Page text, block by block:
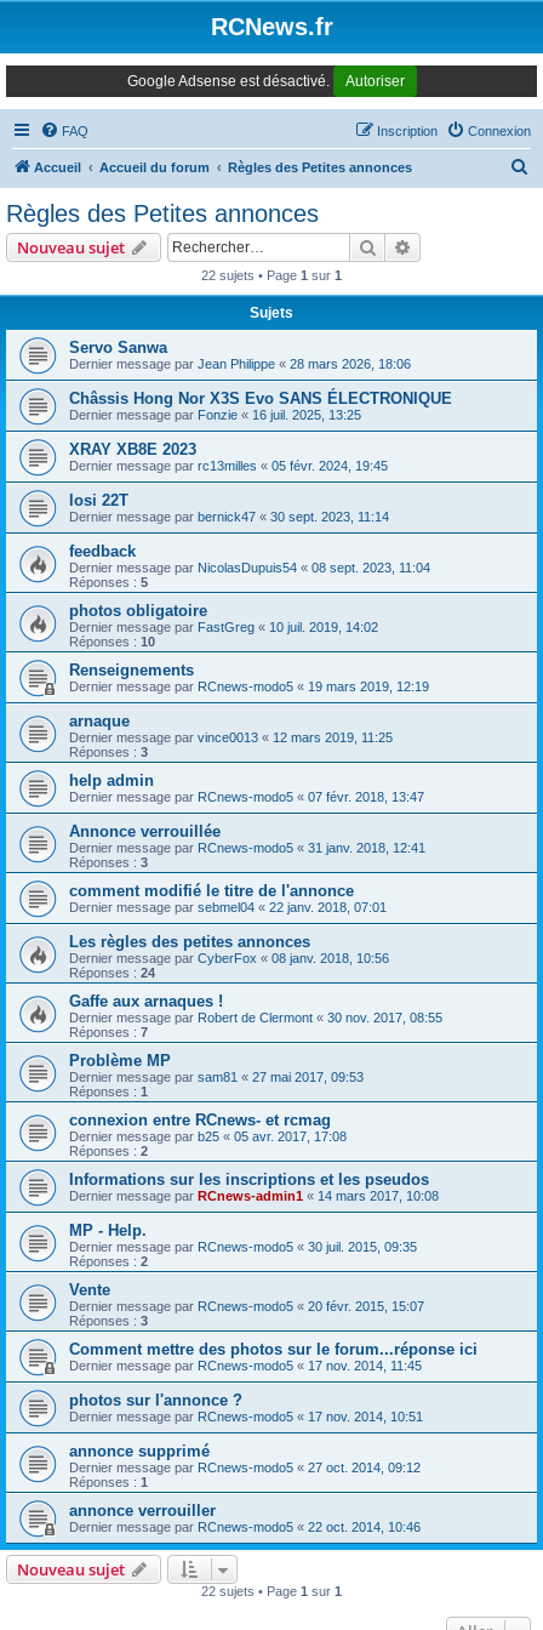
RCNews.fr
Google Adsense est désactivé. Autoriser
FAQ Connexion
Inscription
Accueil Accueil du forum Règles des Petites annonces
r
Règles des Petites annonces
Nouveau sujet Rechercher
22 sujets • Page 1 sur 1
Sujets
Servo Sanwa
Dernier message par Jean Philippe « 28 mars 2026, 18:06
Châssis Hong Nor X3S Evo SANS ÉLECTRONIQUE
Dernier message par Fonzie « 16 juil. 2025, 13:25
XRAY XB8E 2023
Dernier message par rc13milles « 05 févr. 2024, 19:45
losi 22T
Dernier message par bernick47 « 30 sept. 2023, 11:14
feedback
Dernier message par NicolasDupuis54 « 08 sept. 2023, 11:04
Réponses : 5
photos obligatoire
Dernier message par FastGreg « 10 juil. 2019, 14:02
Réponses : 10
Renseignements
Dernier message par RCnews-modo5 « 19 mars 2019, 12:19
arnaque
Dernier message par vince0013 « 12 mars 2019, 11:25
Réponses : 3
help admin
Dernier message par RCnews-modo5 « 07 févr. 2018, 13:47
Annonce verrouillée
Dernier message par RCnews-modo5 « 31 janv. 2018, 12:41
Réponses : 3
comment modifié le titre de l'annonce
Dernier message par sebmel04 « 22 janv. 2018, 07:01
Les règles des petites annonces
Dernier message par CyberFox « 08 janv. 2018, 10:56
Réponses : 24
Gaffe aux arnaques !
Dernier message par Robert de Clermont « 30 nov. 2017, 08:55
Réponses : 7
Problème MP
Dernier message par sam81 « 27 mai 2017, 09:53
Réponses : 1
connexion entre RCnews- et rcmag
Dernier message par b25 « 05 avr. 2017, 17:08
Réponses : 2
Informations sur les inscriptions et les pseudos
Dernier message par RCnews-admin1 « 14 mars 2017, 10:08
MP - Help.
Dernier message par RCnews-modo5 « 30 juil. 2015, 09:35
Réponses : 2
Vente
Dernier message par RCnews-modo5 « 20 févr. 2015, 15:07
Réponses : 3
Comment mettre des photos sur le forum...réponse ici
Dernier message par RCnews-modo5 « 17 nov. 2014, 11:45
photos sur l'annonce ?
Dernier message par RCnews-modo5 « 17 nov. 2014, 10:51
annonce supprimé
Dernier message par RCnews-modo5 « 27 oct. 2014, 09:12
Réponses : 1
annonce verrouiller
Dernier message par RCnews-modo5 « 22 oct. 2014, 10:46
Nouveau sujet
22 sujets • Page 1 sur 1
Panneau de gestion des cookies